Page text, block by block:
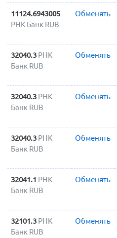
11124.6943005
РНК Банк RUB
Обменять
32040.3 РНК
Банк RUB
Обменять
32040.3 РНК
Банк RUB
Обменять
32040.3 РНК
Банк RUB
Обменять
32041.1 РНК
Банк RUB
Обменять
32101.3 РНК
Банк RUB
Обменять